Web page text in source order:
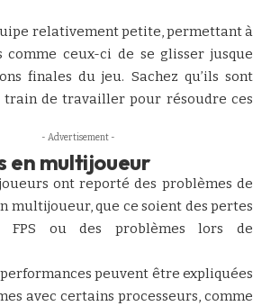
relativement petite, permettant à
comme ceux-ci de se glisser jusque
finales du jeu. Sachez qu’ils sont
train de travailler pour résoudre ces
- Advertisement -
en multijoueur
ont reporté des problèmes de
multijoueur, que ce soient des pertes
FPS ou des problèmes lors de
performances peuvent être expliquées
avec certains processeurs, comme